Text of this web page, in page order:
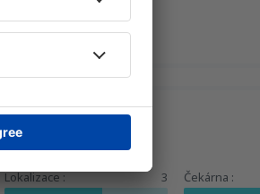
Lokalizace : 3 Čekárna :